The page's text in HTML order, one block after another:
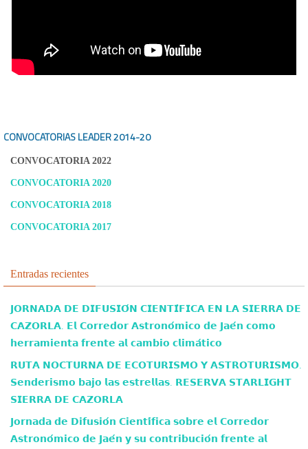
CONVOCATORIAS LEADER2014-20
CONVOCATORIA 2022
CONVOCATORIA 2020
CONVOCATORIA 2018
CONVOCATORIA 2017
Entradas recientes
𝗝𝗢𝗥𝗡𝗔𝗗𝗔 𝗗𝗘 𝗗𝗜𝗙𝗨𝗦𝗜𝗢́𝗡 𝗖𝗜𝗘𝗡𝗧𝗜́𝗙𝗜𝗖𝗔 𝗘𝗡 𝗟𝗔 𝗦𝗜𝗘𝗥𝗥𝗔 𝗗𝗘
𝗖𝗔𝗭𝗢𝗥𝗟𝗔. 𝗘𝗹 𝗖𝗼𝗿𝗿𝗲𝗱𝗼𝗿 𝗔𝘀𝘁𝗿𝗼𝗻𝗼́𝗺𝗶𝗰𝗼 𝗱𝗲 𝗝𝗮𝗲́𝗻 𝗰𝗼𝗺𝗼
𝗵𝗲𝗿𝗿𝗮𝗺𝗶𝗲𝗻𝘁𝗮 𝗳𝗿𝗲𝗻𝘁𝗲 𝗮𝗹 𝗰𝗮𝗺𝗯𝗶𝗼 𝗰𝗹𝗶𝗺𝗮́𝘁𝗶𝗰𝗼
𝗥𝗨𝗧𝗔 𝗡𝗢𝗖𝗧𝗨𝗥𝗡𝗔 𝗗𝗘 𝗘𝗖𝗢𝗧𝗨𝗥𝗜𝗦𝗠𝗢 𝗬 𝗔𝗦𝗧𝗥𝗢𝗧𝗨𝗥𝗜𝗦𝗠𝗢.
𝗦𝗲𝗻𝗱𝗲𝗿𝗶𝘀𝗺𝗼 𝗯𝗮𝗷𝗼 𝗹𝗮𝘀 𝗲𝘀𝘁𝗿𝗲𝗹𝗹𝗮𝘀. 𝗥𝗘𝗦𝗘𝗥𝗩𝗔 𝗦𝗧𝗔𝗥𝗟𝗜𝗚𝗛𝗧
𝗦𝗜𝗘𝗥𝗥𝗔 𝗗𝗘 𝗖𝗔𝗭𝗢𝗥𝗟𝗔
𝗝𝗼𝗿𝗻𝗮𝗱𝗮 𝗱𝗲 𝗗𝗶𝗳𝘂𝘀𝗶𝗼́𝗻 𝗖𝗶𝗲𝗻𝘁𝗶́𝗳𝗶𝗰𝗮 𝘀𝗼𝗯𝗿𝗲 𝗲𝗹 𝗖𝗼𝗿𝗿𝗲𝗱𝗼𝗿
𝗔𝘀𝘁𝗿𝗼𝗻𝗼́𝗺𝗶𝗰𝗼 𝗱𝗲 𝗝𝗮𝗲́𝗻 𝘆 𝘀𝘂 𝗰𝗼𝗻𝘁𝗿𝗶𝗯𝘂𝗰𝗶𝗼́𝗻 𝗳𝗿𝗲𝗻𝘁𝗲 𝗮𝗹